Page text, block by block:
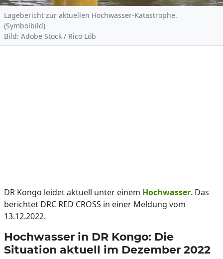
Lagebericht zur aktuellen Hochwasser-Katastrophe.
(Symbolbild)
Bild: Adobe Stock / Rico Löb
DR Kongo leidet aktuell unter einem Hochwasser. Das
berichtet DRC RED CROSS in einer Meldung vom
13.12.2022.
Hochwasser in DR Kongo: Die
Situation aktuell im Dezember 2022